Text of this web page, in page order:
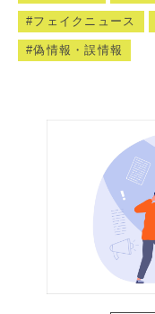
フェイクニュース
偽情報・誤情報